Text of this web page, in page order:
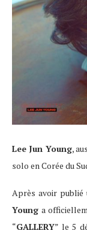
Lee Jun Young,
solo en Corée du
Après avoir publié
Young a
“GALLERY” le 5